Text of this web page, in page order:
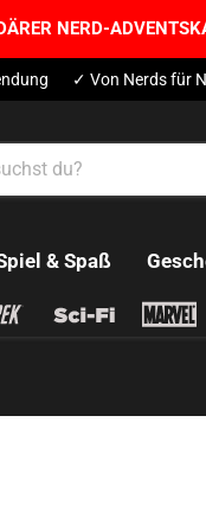
NERD-
✓ Von Nerds für
& Spaß